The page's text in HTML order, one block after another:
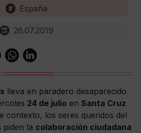
España
26.07.2019
lleva en paradero desaparecido
24 de julio en Santa Cruz
contexto, los seres queridos del
piden la colaboración ciudadana